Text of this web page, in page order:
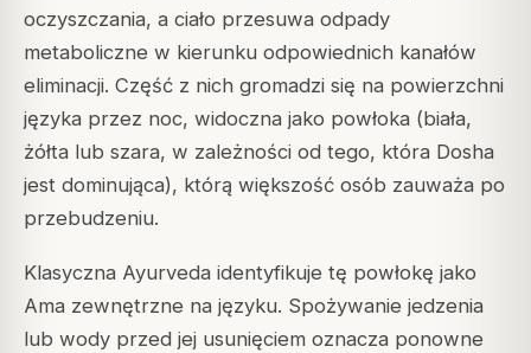
oczyszczania, a ciało przesuwa odpady
metaboliczne w kierunku odpowiednich kanałów
eliminacji. Część z nich gromadzi się na powierzchni
języka przez noc, widoczna jako powłoka (biała,
żółta lub szara, w zależności od tego, która Dosha
jest dominująca), którą większość osób zauważa po
przebudzeniu.
Klasyczna Ayurveda identyfikuje tę powłokę jako
Ama zewnętrzne na języku. Spożywanie jedzenia
lub wody przed jej usunięciem oznacza ponowne